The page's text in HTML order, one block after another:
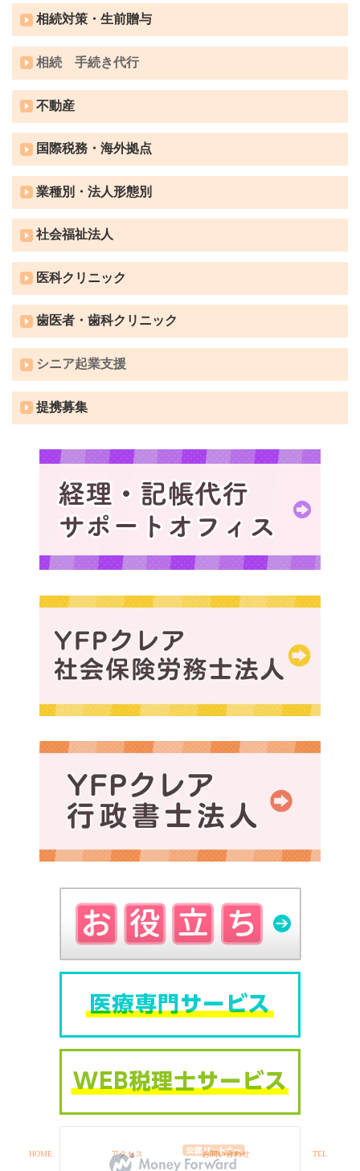
HOME アクセス お問い合わせ TEL
相続対策・生前贈与
相続 手続き代行
不動産
国際税務・海外拠点
業種別・法人形態別
社会福祉法人
医科クリニック
歯医者・歯科クリニック
シニア起業支援
提携募集